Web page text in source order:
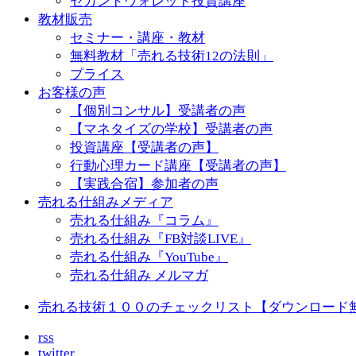
教材販売
セミナー・講座・教材
無料教材「売れる技術12の法則」
プライス
お客様の声
【個別コンサル】受講者の声
【マネタイズの学校】受講者の声
投資講座【受講者の声】
行動心理カード講座【受講者の声】
【実践合宿】参加者の声
売れる仕組みメディア
売れる仕組み『コラム』
売れる仕組み『FB対談LIVE』
売れる仕組み『YouTube』
売れる仕組み メルマガ
売れる技術１００のチェックリスト【ダウンロード
rss
twitter